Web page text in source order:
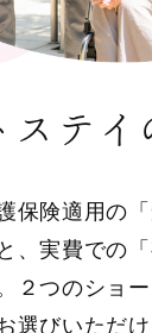
ステイ
保険適用の
、実費での
２つのショ
選びいただけ